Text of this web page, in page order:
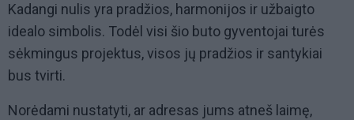
Kadangi nulis yra pradžios, harmonijos ir užbaigto
idealo simbolis. Todėl visi šio buto gyventojai turės
sėkmingus projektus, visos jų pradžios ir santykiai
bus tvirti.
Norėdami nustatyti, ar adresas jums atneš laimę,